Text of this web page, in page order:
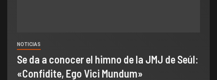
NOTICIAS
Se da a conocer el himno de la JMJ de Seúl:
«Confidite, Ego Vici Mundum»